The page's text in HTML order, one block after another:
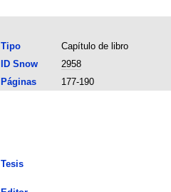
Tipo
Capítulo de libro
ID Snow
2958
Páginas
177-190
Tesis